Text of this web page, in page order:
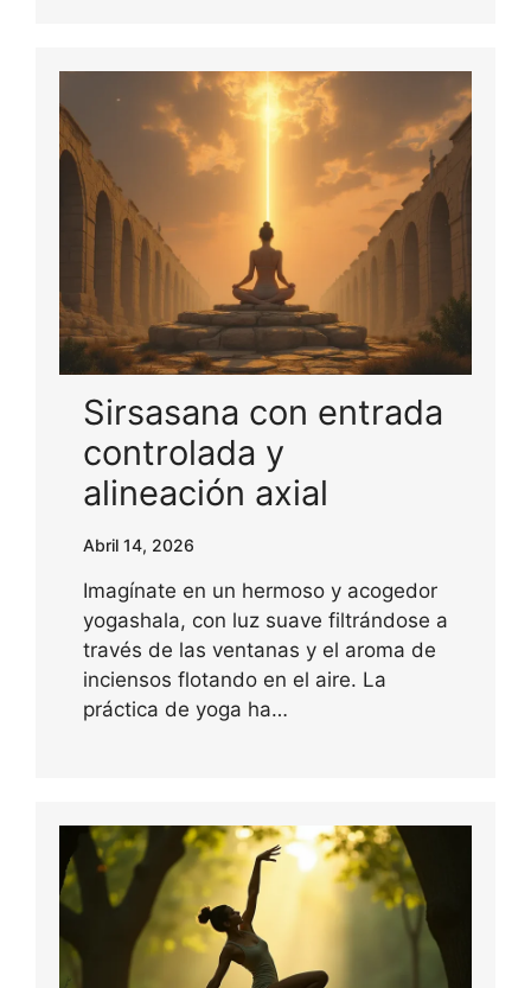
Sirsasana con entrada
controlada y
alineación axial
Abril 14, 2026
Imagínate en un hermoso y acogedor
yogashala, con luz suave filtrándose a
través de las ventanas y el aroma de
inciensos flotando en el aire. La
práctica de yoga ha…